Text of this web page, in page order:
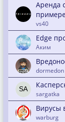
Аренда
vs40
Edge
Аким
dormedon
sargatka
Вирусы
warburg